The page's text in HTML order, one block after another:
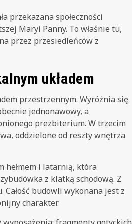
przekazana społeczności
Maryi Panny. To właśnie tu,
przez przesiedleńców z
układem
przestrzennym. Wyróżnia się
jednonawowy, a
prezbiterium. W trzecim
oddzielone od reszty wnętrza
hełmem i latarnią, która
z klatką schodową. Z
budowli wykonana jest z
charakter.